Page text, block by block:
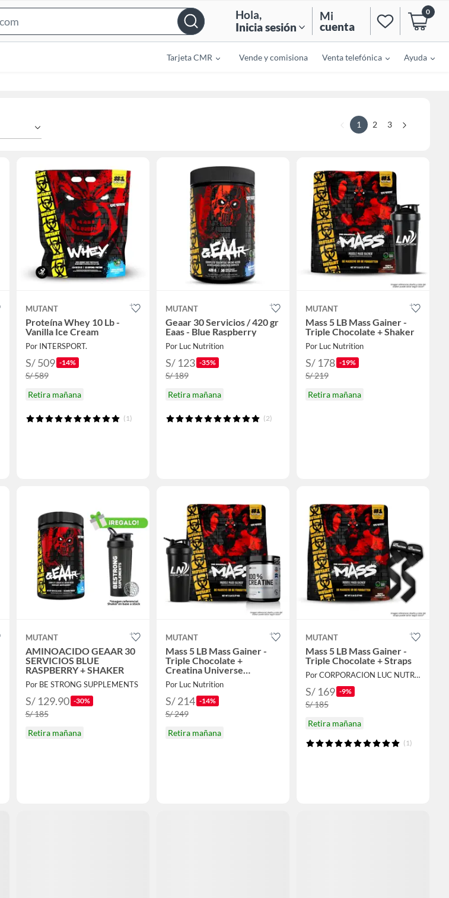
Bar
Hola,
Inicia sesión
Mi
cuenta
0
Tarjeta CMR Vende y comisiona Venta telefónica Ayuda
1 2 3
MUTANT
Proteína Whey 10 Lb -
Vanilla Ice Cream
Por INTERSPORT.
S/ 509 -14%
S/ 589
Retira mañana
(1)
MUTANT
Geaar 30 Servicios / 420 gr
Eaas - Blue Raspberry
Por Luc Nutrition
S/ 123 -35%
S/ 189
Retira mañana
(2)
MUTANT
Mass 5 LB Mass Gainer -
Triple Chocolate + Shaker
Por Luc Nutrition
S/ 178 -19%
S/ 219
Retira mañana
MUTANT
AMINOACIDO GEAAR 30
SERVICIOS BLUE
RASPBERRY + SHAKER
Por BE STRONG SUPPLEMENTS
S/ 129.90 -30%
S/ 185
Retira mañana
MUTANT
Mass 5 LB Mass Gainer -
Triple Chocolate +
Creatina Universe
Nutrition 250 g + Shaker
Por Luc Nutrition
S/ 214 -14%
S/ 249
Retira mañana
MUTANT
Mass 5 LB Mass Gainer -
Triple Chocolate + Straps
Por CORPORACION LUC NUTRITION
S/ 169 -9%
S/ 185
Retira mañana
(1)